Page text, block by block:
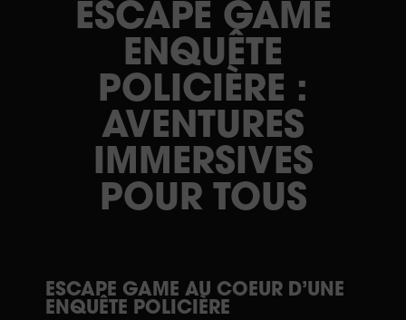
ESCAPE GAME
ENQUÊTE
POLICIÈRE :
AVENTURES
IMMERSIVES
POUR TOUS
ESCAPE GAME AU COEUR D’UNE
ENQUÊTE POLICIÈRE